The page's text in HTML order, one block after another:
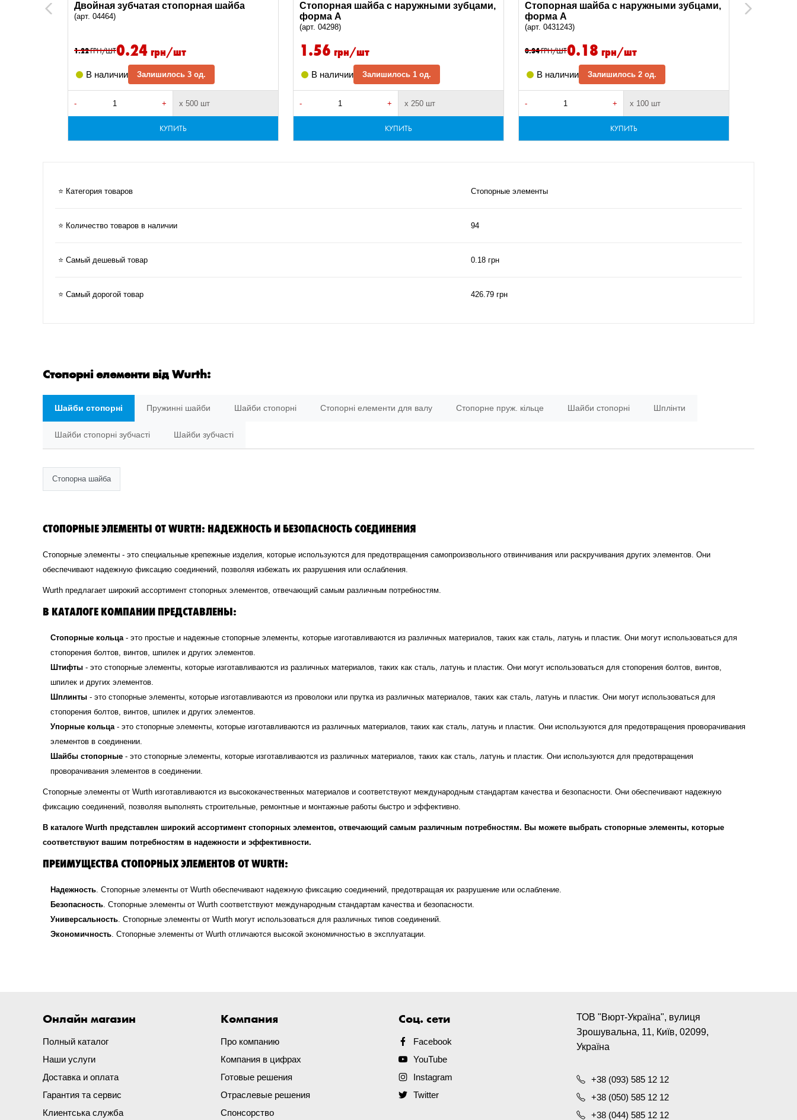
PreviousДвойная зубчатая стопорная шайба
(арт. 04464)
1.22ГРН/ШТ0.24 грн/шт
В наличии Залишилось 3 од.
- + х 500 шт
КУПИТЬ
Стопорная шайба с наружными зубцами,
форма A
(арт. 04298)
1.56 грн/шт
В наличии Залишилось 1 од.
- + х 250 шт
КУПИТЬ
Стопорная шайба с наружными зубцами,
форма A
(арт. 0431243)
0.34ГРН/ШТ0.18 грн/шт
В наличии Залишилось 2 од.
- + х 100 шт
КУПИТЬ
Шайба
Next
⭐ Категория товаров Стопорные элементы
⭐ Количество товаров в наличии 94
⭐ Самый дешевый товар 0.18 грн
⭐ Самый дорогой товар 426.79 грн
Стопорні елементи від Wurth:
Шайби стопорні Пружинні шайби Шайби стопорні Стопорні елементи для валу Стопорне пруж. кільце Шайби стопорні Шплінти
Шайби стопорні зубчасті Шайби зубчасті
Стопорна шайба
СТОПОРНЫЕ ЭЛЕМЕНТЫ ОТ WURTH: НАДЕЖНОСТЬ И БЕЗОПАСНОСТЬ СОЕДИНЕНИЯ
Стопорные элементы - это специальные крепежные изделия, которые используются для предотвращения самопроизвольного отвинчивания или раскручивания других элементов. Они
обеспечивают надежную фиксацию соединений, позволяя избежать их разрушения или ослабления.
Wurth предлагает широкий ассортимент стопорных элементов, отвечающий самым различным потребностям.
В КАТАЛОГЕ КОМПАНИИ ПРЕДСТАВЛЕНЫ:
Стопорные кольца - это простые и надежные стопорные элементы, которые изготавливаются из различных материалов, таких как сталь, латунь и пластик. Они могут использоваться для
стопорения болтов, винтов, шпилек и других элементов.
Штифты - это стопорные элементы, которые изготавливаются из различных материалов, таких как сталь, латунь и пластик. Они могут использоваться для стопорения болтов, винтов,
шпилек и других элементов.
Шплинты - это стопорные элементы, которые изготавливаются из проволоки или прутка из различных материалов, таких как сталь, латунь и пластик. Они могут использоваться для
стопорения болтов, винтов, шпилек и других элементов.
Упорные кольца - это стопорные элементы, которые изготавливаются из различных материалов, таких как сталь, латунь и пластик. Они используются для предотвращения проворачивания
элементов в соединении.
Шайбы стопорные - это стопорные элементы, которые изготавливаются из различных материалов, таких как сталь, латунь и пластик. Они используются для предотвращения
проворачивания элементов в соединении.
Стопорные элементы от Wurth изготавливаются из высококачественных материалов и соответствуют международным стандартам качества и безопасности. Они обеспечивают надежную
фиксацию соединений, позволяя выполнять строительные, ремонтные и монтажные работы быстро и эффективно.
В каталоге Wurth представлен широкий ассортимент стопорных элементов, отвечающий самым различным потребностям. Вы можете выбрать стопорные элементы, которые
соответствуют вашим потребностям в надежности и эффективности.
ПРЕИМУЩЕСТВА СТОПОРНЫХ ЭЛЕМЕНТОВ ОТ WURTH:
Надежность. Стопорные элементы от Wurth обеспечивают надежную фиксацию соединений, предотвращая их разрушение или ослабление.
Безопасность. Стопорные элементы от Wurth соответствуют международным стандартам качества и безопасности.
Универсальность. Стопорные элементы от Wurth могут использоваться для различных типов соединений.
Экономичность. Стопорные элементы от Wurth отличаются высокой экономичностью в эксплуатации.
Онлайн магазин
Полный каталог
Наши услуги
Доставка и оплата
Гарантия та сервис
Клиентська служба
Компания
Про компанию
Компания в цифрах
Готовые решения
Отраслевые решения
Спонсорство
Соц. сети
Facebook
YouTube
Instagram
Twitter
ТОВ "Вюрт-Україна", вулиця
Зрошувальна, 11, Київ, 02099,
Україна
+38 (093) 585 12 12
+38 (050) 585 12 12
+38 (044) 585 12 12